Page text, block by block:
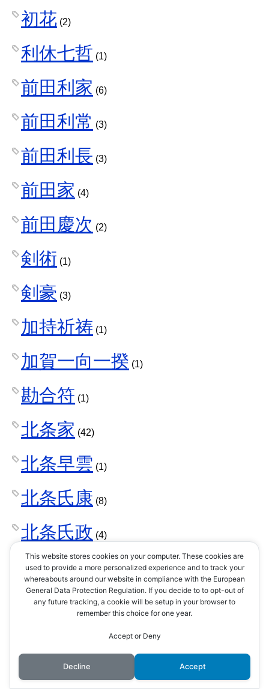
初花 (2)
利休七哲 (1)
前田利家 (6)
前田利常 (3)
前田利長 (3)
前田家 (4)
前田慶次 (2)
剣術 (1)
剣豪 (3)
加持祈祷 (1)
加賀一向一揆 (1)
勘合符 (1)
北条家 (42)
北条早雲 (1)
北条氏康 (8)
北条氏政 (4)
北条氏照(3)
北条氏直(2)
北条氏規
This website stores cookies on your computer. These cookies are
used to provide a more personalized experience and to track your
whereabouts around our website in compliance with the European
General Data Protection Regulation. If you decide to to opt-out of
any future tracking, a cookie will be setup in your browser to
remember this choice for one year.
Accept or Deny
Decline Accept